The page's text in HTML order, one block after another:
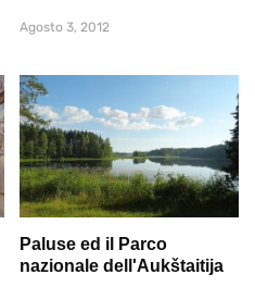
Agosto 3, 2012
Paluse ed il Parco
nazionale dell'Aukštaitija